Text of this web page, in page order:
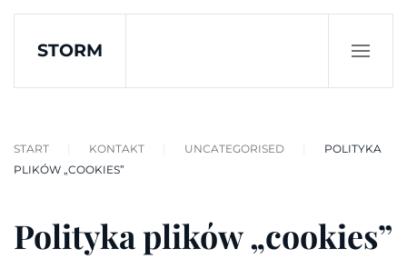
Skip to main content
STORM
START KONTAKT UNCATEGORISED
POLITYKA
PLIKÓW „COOKIES”
Polityka plików „cookies”